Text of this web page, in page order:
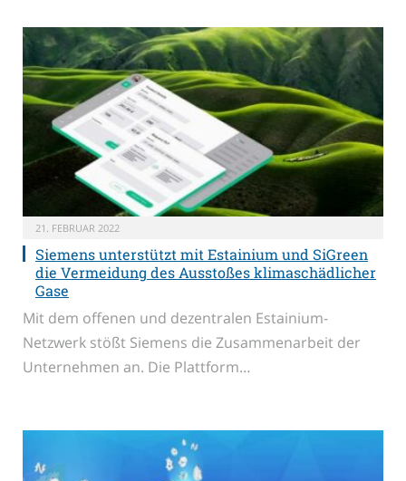
21. FEBRUAR 2022
Siemens unterstützt mit Estainium und SiGreen
die Vermeidung des Ausstoßes klimaschädlicher
Gase
Mit dem offenen und dezentralen Estainium-
Netzwerk stößt Siemens die Zusammenarbeit der
Unternehmen an. Die Plattform…